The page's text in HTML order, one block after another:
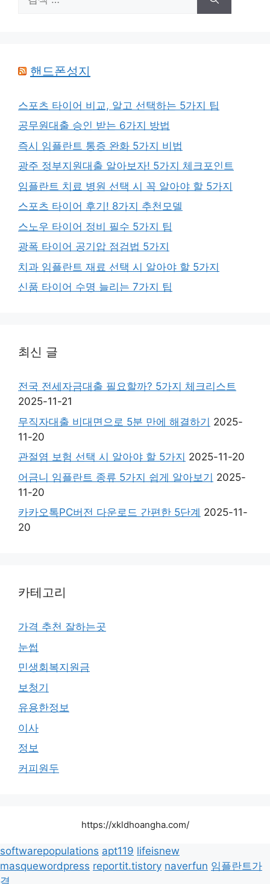
색:
핸드폰성지
스포츠 타이어 비교, 알고 선택하는 5가지 팁
공무원대출 승인 받는 6가지 방법
즉시 임플란트 통증 완화 5가지 비법
광주 정부지원대출 알아보자! 5가지 체크포인트
임플란트 치료 병원 선택 시 꼭 알아야 할 5가지
스포츠 타이어 후기! 8가지 추천모델
스노우 타이어 정비 필수 5가지 팁
광폭 타이어 공기압 점검법 5가지
치과 임플란트 재료 선택 시 알아야 할 5가지
신품 타이어 수명 늘리는 7가지 팁
최신 글
전국 전세자금대출 필요할까? 5가지 체크리스트
2025-11-21
무직자대출 비대면으로 5분 만에 해결하기 2025-
11-20
관절염 보험 선택 시 알아야 할 5가지 2025-11-20
어금니 임플란트 종류 5가지 쉽게 알아보기 2025-
11-20
카카오톡PC버전 다운로드 간편한 5단계 2025-11-
20
카테고리
가격 추천 잘하는곳
눈썹
민생회복지원금
보청기
유용한정보
이사
정보
커피원두
https://xkldhoangha.com/
softwarepopulations apt119 lifeisnew
masquewordpress reportit.tistory naverfun 임플란트가
격